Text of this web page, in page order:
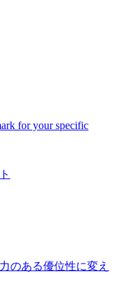
for your specific
のある優位性に変え